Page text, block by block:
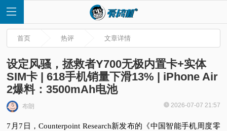
首
首页 热评 文章详情
设定风骚，拯救者Y700无极内置卡+实体
SIM卡 | 618手机销量下滑13% | iPhone Air
2爆料：3500mAh电池
布朗 2026-07-07 21:57
7月7日，Counterpoint Research新发布的《中国智能手机周度零